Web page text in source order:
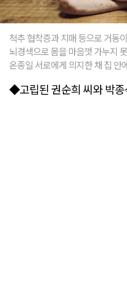
척추 협착증과 치매 등으로 거동
뇌경색으로 몸을 마음껏 가누지
온종일 서로에게 의지한 채 집 안
◆고립된 권순희 씨와 박